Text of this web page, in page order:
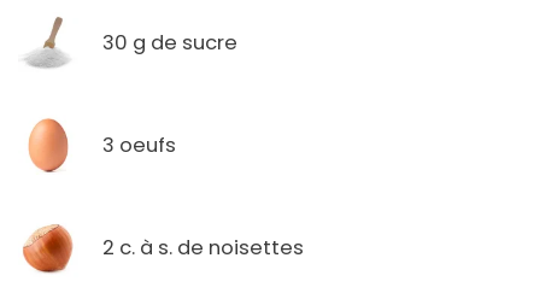
30 g de sucre
3 oeufs
2 c. à s. de noisettes